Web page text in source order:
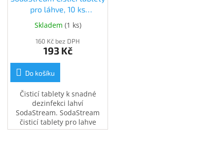
pro láhve, 10 ks
(40023154)
Skladem (1 ks)
160 Kč bez DPH
193 Kč
Do košíku
Čisticí tablety k snadné
dezinfekci lahví
SodaStream. SodaStream
čisticí tablety pro lahve
odstraní rychle nebezpečné